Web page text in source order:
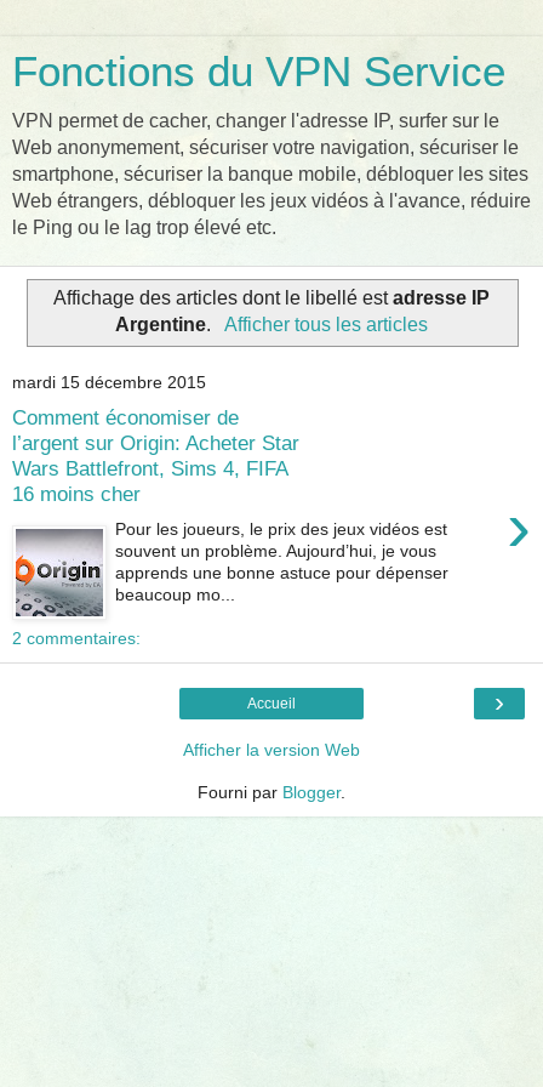
Fonctions du VPN Service
VPN permet de cacher, changer l'adresse IP, surfer sur le
Web anonymement, sécuriser votre navigation, sécuriser le
smartphone, sécuriser la banque mobile, débloquer les sites
Web étrangers, débloquer les jeux vidéos à l'avance, réduire
le Ping ou le lag trop élevé etc.
Affichage des articles dont le libellé estadresse IP
Argentine. Afficher tous les articles
mardi 15 décembre 2015
Comment économiser de
l’argent sur Origin: Acheter Star
Wars Battlefront, Sims 4, FIFA
16 moins cher
›
Pour les joueurs, le prix des jeux vidéos est
souvent un problème. Aujourd’hui, je vous
apprends une bonne astuce pour dépenser
beaucoup mo...
2 commentaires:
›
Accueil
Afficher la version Web
Fourni par Blogger.